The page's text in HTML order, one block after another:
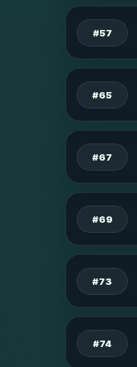
#57
#65
#67
#69
#73
#74